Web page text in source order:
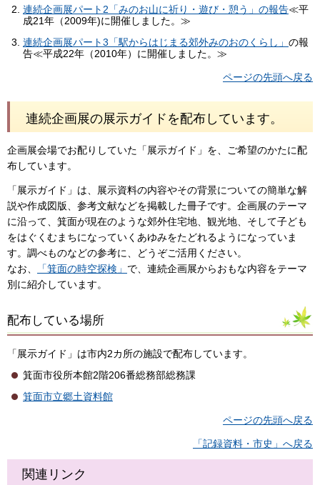
連続企画展パート2「みのお山に祈り・遊び・憩う」の報告≪平
成21年（2009年)に開催しました。≫
連続企画展パート3「駅からはじまる郊外みのおのくらし」 の報
告≪平成22年（2010年）に開催しました。≫
ページの先頭へ戻る
連続企画展の展示ガイドを配布しています。
企画展会場でお配りしていた「展示ガイド」を、ご希望のかたに配
布しています。
「展示ガイド」は、展示資料の内容やその背景についての簡単な解
説や作成図版、参考文献などを掲載した冊子です。企画展のテーマ
に沿って、箕面が現在のような郊外住宅地、観光地、そして子ども
をはぐくむまちになっていくあゆみをたどれるようになっていま
す。調べものなどの参考に、どうぞご活用ください。
なお、
「箕面の時空探検」 で、連続企画展からおもな内容をテーマ
別に紹介しています。
配布している場所
「展示ガイド」は市内2カ所の施設で配布しています。
箕面市役所本館2階206番総務部総務課
箕面市立郷土資料館
ページの先頭へ戻る
「記録資料・市史」へ戻る
関連リンク